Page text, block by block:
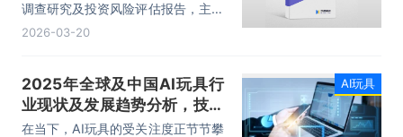
调查研究及投资风险评估报告，主要
包括行业竞争形势及策略、重点企业
2026-03-20
2025年全球及中国AI玩具行
业现状及发展趋势分析，技术
进步推动行业发展「图」
在当下，AI玩具的受关注度正节节攀
AI玩具